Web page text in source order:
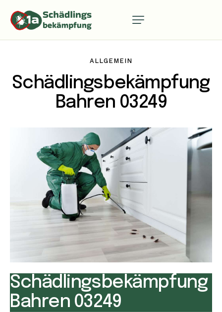
ALLGEMEIN
Schädlingsbekämpfung
Bahren 03249
Schädlingsbekämpfung
Bahren 03249